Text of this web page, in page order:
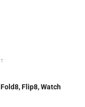
Flip8, Watch